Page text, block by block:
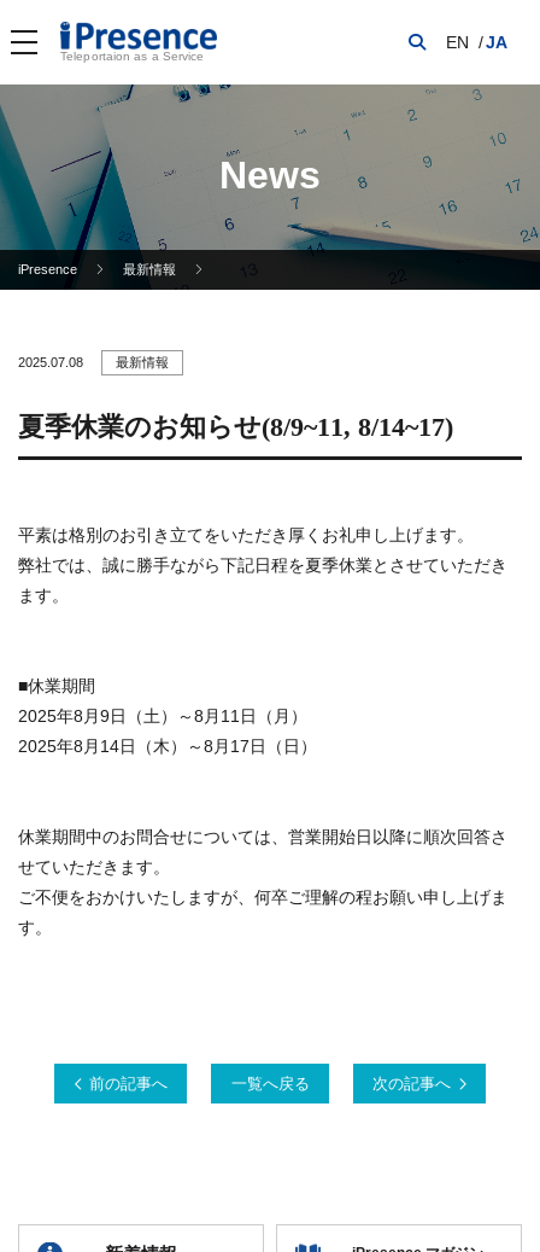
Teleportaion as a Service
EN JA
News
iPresence 最新情報
2025.07.08 最新情報
夏季休業のお知らせ(8/9~11, 8/14~17)
平素は格別のお引き立てをいただき厚くお礼申し上げます。
弊社では、誠に勝手ながら下記日程を夏季休業とさせていただき
ます。
■休業期間
2025年8月9日（土）～8月11日（月）
2025年8 月 14日（木）～8 月 17日（日）
休業期間中のお問合せについては、営業開始日以降に順次回答さ
せていただきます。
ご不便をおかけいたしますが、何卒ご理解の程お願い申し上げま
す。
前の記事へ 一覧へ戻る 次の記事へ